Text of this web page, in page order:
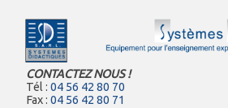
CONTACTEZ NOUS !
Tél :04 56 42 80 70
Fax :04 56 42 80 71